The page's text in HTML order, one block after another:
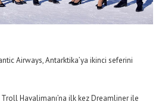
Airways, Antarktika’ya ikinci seferini
Havalimanı’na ilk kez Dreamliner ile